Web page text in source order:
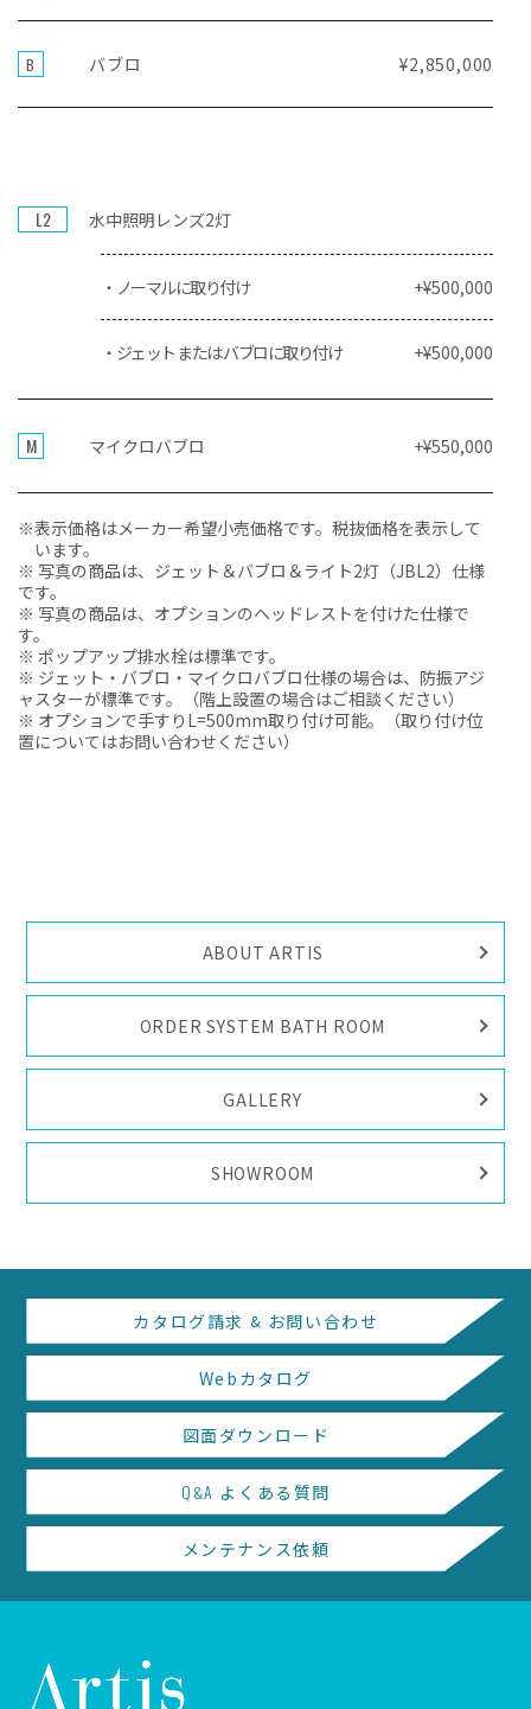
バブロ
B ¥2,850,000
水中照明レンズ2灯
L2
・ノーマルに取り付け +¥500,000
・ジェット または バブロに取り付け +¥500,000
マイクロバブロ
M +¥550,000
※表示価格はメーカー希望小売価格です。税抜価格を表示して
います。
※ 写真の商品は、ジェット＆バブロ＆ライト2灯（JBL2）仕様
です。
※ 写真の商品は、オプションのヘッドレストを付けた仕様で
す。
※ ポップアップ排水栓は標準です。
※ ジェット・バブロ・マイクロバブロ仕様の場合は、防振アジ
ャスターが標準です。（階上設置の場合はご相談ください）
※ オプションで手すりL=500mm取り付け可能。（取り付け位
置についてはお問い合わせください）
ABOUT ARTIS
ORDER SYSTEM BATH ROOM
GALLERY
SHOWROOM
カタログ請求 & お問い合わせ
Webカタログ
図面ダウンロード
Q &A よくある質問
メンテナンス依頼